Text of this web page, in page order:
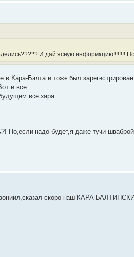
И дай ясную информацию!!!!!!!! Но
Кара-Балта и тоже был
и все.
все зара
Но,если надо будет,я даже тучи
скоро наш КАРА-